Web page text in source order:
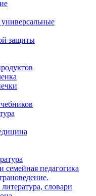
защиты
семейная педагогика
словари